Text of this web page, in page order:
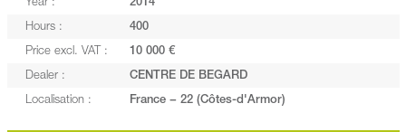
Year : 2014
Hours : 400
Price excl. VAT : 10 000 €
Dealer : CENTRE DE BEGARD
Localisation : France − 22 (Côtes-d'Armor)